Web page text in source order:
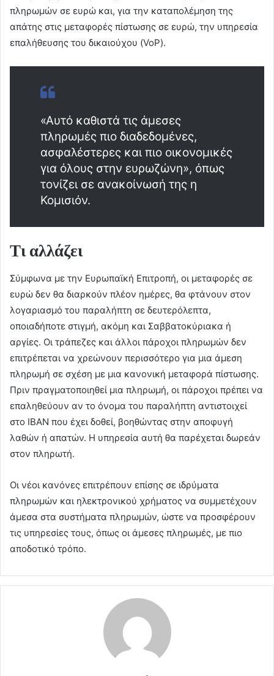
πληρωμών σε ευρώ και, για την καταπολέμηση της
απάτης στις μεταφορές πίστωσης σε ευρώ, την υπηρεσία
επαλήθευσης του δικαιούχου (VoP).
«Αυτό καθιστά τις άμεσες
πληρωμές πιο διαδεδομένες,
ασφαλέστερες και πιο οικονομικές
για όλους στην ευρωζώνη», όπως
τονίζει σε ανακοίνωσή της η
Κομισιόν.
Τι αλλάζει
Σύμφωνα με την Ευρωπαϊκή Επιτροπή, οι μεταφορές σε
ευρώ δεν θα διαρκούν πλέον ημέρες, θα φτάνουν στον
λογαριασμό του παραλήπτη σε δευτερόλεπτα,
οποιαδήποτε στιγμή, ακόμη και Σαββατοκύριακα ή
αργίες. Οι τράπεζες και άλλοι πάροχοι πληρωμών δεν
επιτρέπεται να χρεώνουν περισσότερο για μια άμεση
πληρωμή σε σχέση με μια κανονική μεταφορά πίστωσης.
Πριν πραγματοποιηθεί μια πληρωμή, οι πάροχοι πρέπει να
επαληθεύουν αν το όνομα του παραλήπτη αντιστοιχεί
στο IBAN που έχει δοθεί, βοηθώντας στην αποφυγή
λαθών ή απατών. Η υπηρεσία αυτή θα παρέχεται δωρεάν
στον πληρωτή.
Οι νέοι κανόνες επιτρέπουν επίσης σε ιδρύματα
πληρωμών και ηλεκτρονικού χρήματος να συμμετέχουν
άμεσα στα συστήματα πληρωμών, ώστε να προσφέρουν
τις υπηρεσίες τους, όπως οι άμεσες πληρωμές, με πιο
αποδοτικό τρόπο.